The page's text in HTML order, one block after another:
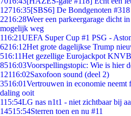
12716:35[SBS6] De Bondgenoten
2216:28Weer een parkeergarage dicht
mogelijk weg
116:21UEFA Super Cup #1 PSG -
6216:12Het grote dagelijkse Trump
516:11Het gezellige Eurojackpot
8516:03Voorspellingstopic: Wie is hier
12116:02Saxofoon sound (deel 2)
3516:01Vertrouwen in economie neemt
daling ooit
115:54LG nas n1t1 - niet zichtbaar bij
14515:54Sterren toen en nu #11